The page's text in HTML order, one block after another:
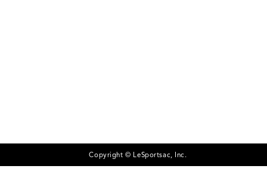
Copyright © LeSportsac, Inc.